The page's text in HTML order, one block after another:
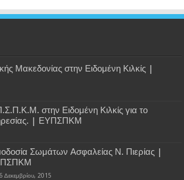
Μακεδονίας στην Ειδομένη Κιλκίς |
στην Ειδομένη Κιλκίς για το
| ΕΥΠΣΠΚΜ
Σωμάτων Ασφαλείας Ν. Πιερίας |
Δεκεμβρίου, 2015